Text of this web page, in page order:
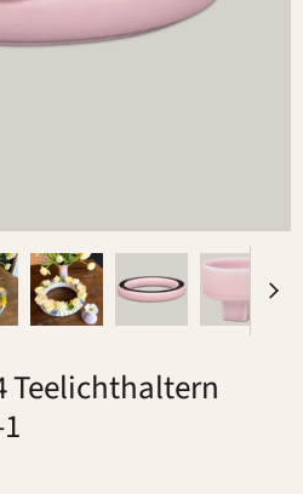
Teelichthaltern